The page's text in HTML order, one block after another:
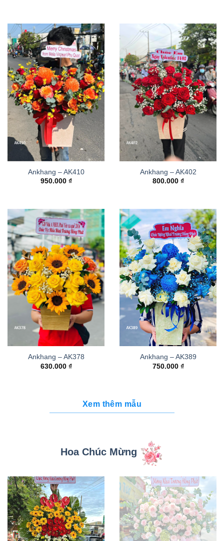
Ankhang – AK410
950.000 ₫
Ankhang – AK402
800.000 ₫
Ankhang – AK378
630.000 ₫
Ankhang – AK389
750.000 ₫
Xem thêm mẫu
Hoa Chúc Mừng